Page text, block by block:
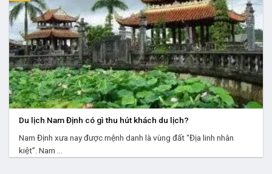
Du lịch Nam Định có gì thu hút khách du lịch?
Nam Định xưa nay được mệnh danh là vùng đất “Địa linh nhân
kiệt”. Nam ...